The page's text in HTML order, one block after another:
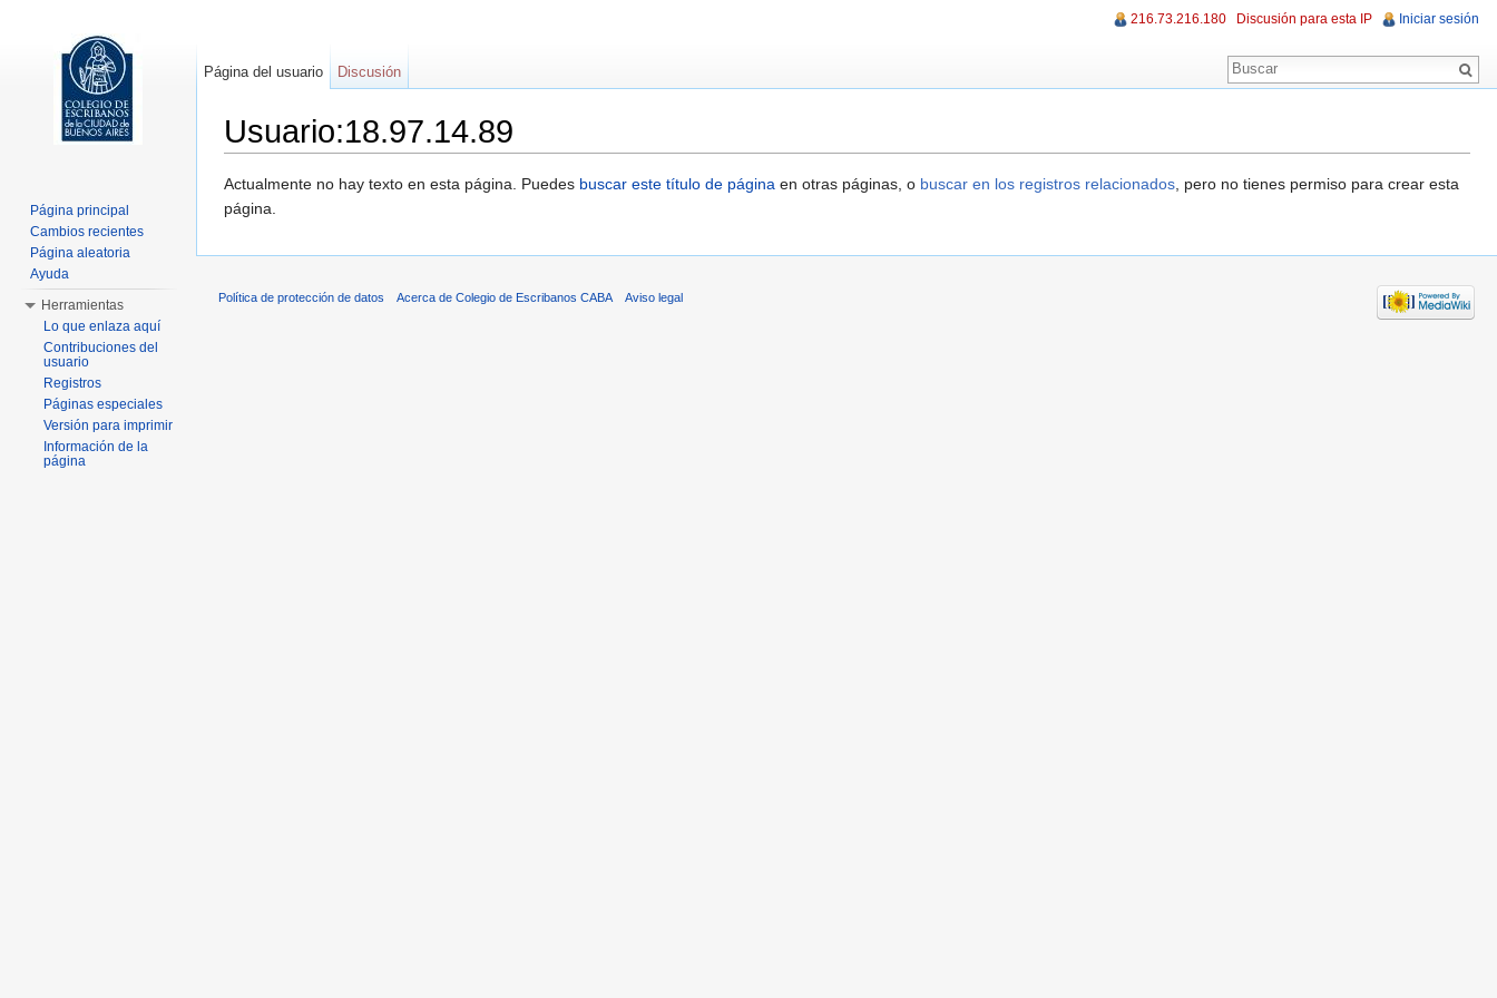
Usuario:18.97.14.89
Actualmente no hay texto en esta página. Puedes buscar este título de página en otras páginas, o buscar en los registros relacionados, pero no tienes permiso para crear esta
página.
216.73.216.180 Discusión para esta IP Iniciar sesión
Página del usuario Discusión
Página principal
Cambios recientes
Página aleatoria
Ayuda
Herramientas
Lo que enlaza aquí
Contribuciones del
usuario
Registros
Páginas especiales
Versión para imprimir
Información de la
página
Política de protección de datos Acerca de Colegio de Escribanos CABA Aviso legal